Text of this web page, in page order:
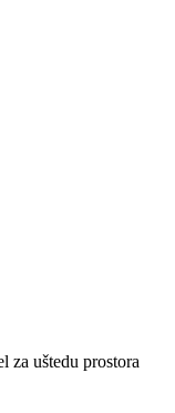
za uštedu prostora